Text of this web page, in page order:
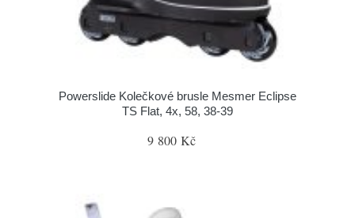
Powerslide Kolečkové brusle Mesmer Eclipse
TS Flat, 4x, 58, 38-39
9 800 Kč